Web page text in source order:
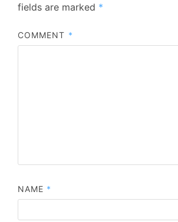
fields are marked *
COMMENT *
NAME *